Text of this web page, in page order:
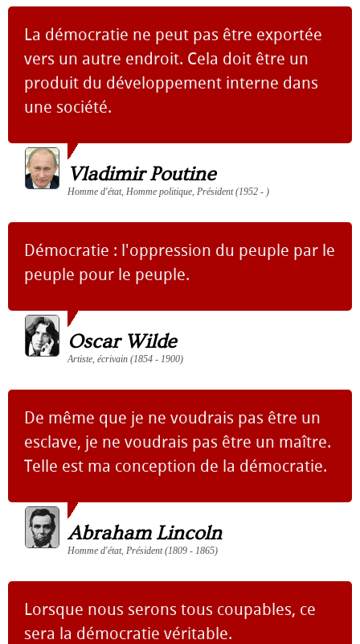
La démocratie ne peut pas être exportée
vers un autre endroit. Cela doit être un
produit du développement interne dans
une société.
Vladimir Poutine
Homme d'état, Homme politique, Président (1952 - )
Démocratie : l'oppression du peuple par le
peuple pour le peuple.
Oscar Wilde
Artiste, écrivain (1854 - 1900)
De même que je ne voudrais pas être un
esclave, je ne voudrais pas être un maître.
Telle est ma conception de la démocratie.
Abraham Lincoln
Homme d'état, Président (1809 - 1865)
Lorsque nous serons tous coupables, ce
sera la démocratie véritable.